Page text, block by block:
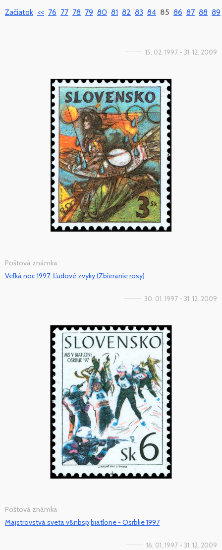
Začiatok << 76 77 78 79 80 81 82 83 84 85 86 87 88 89
15. 02. 1997 - 31. 12. 2009
Poštová známka
Veľká noc 1997: Ľudové zvyky (Zbieranie rosy)
30. 01. 1997 - 31. 12. 2009
Poštová známka
Majstrovstvá sveta v&nbsp;biatlone - Osrblie 1997
16. 01. 1997 - 31. 12. 2009